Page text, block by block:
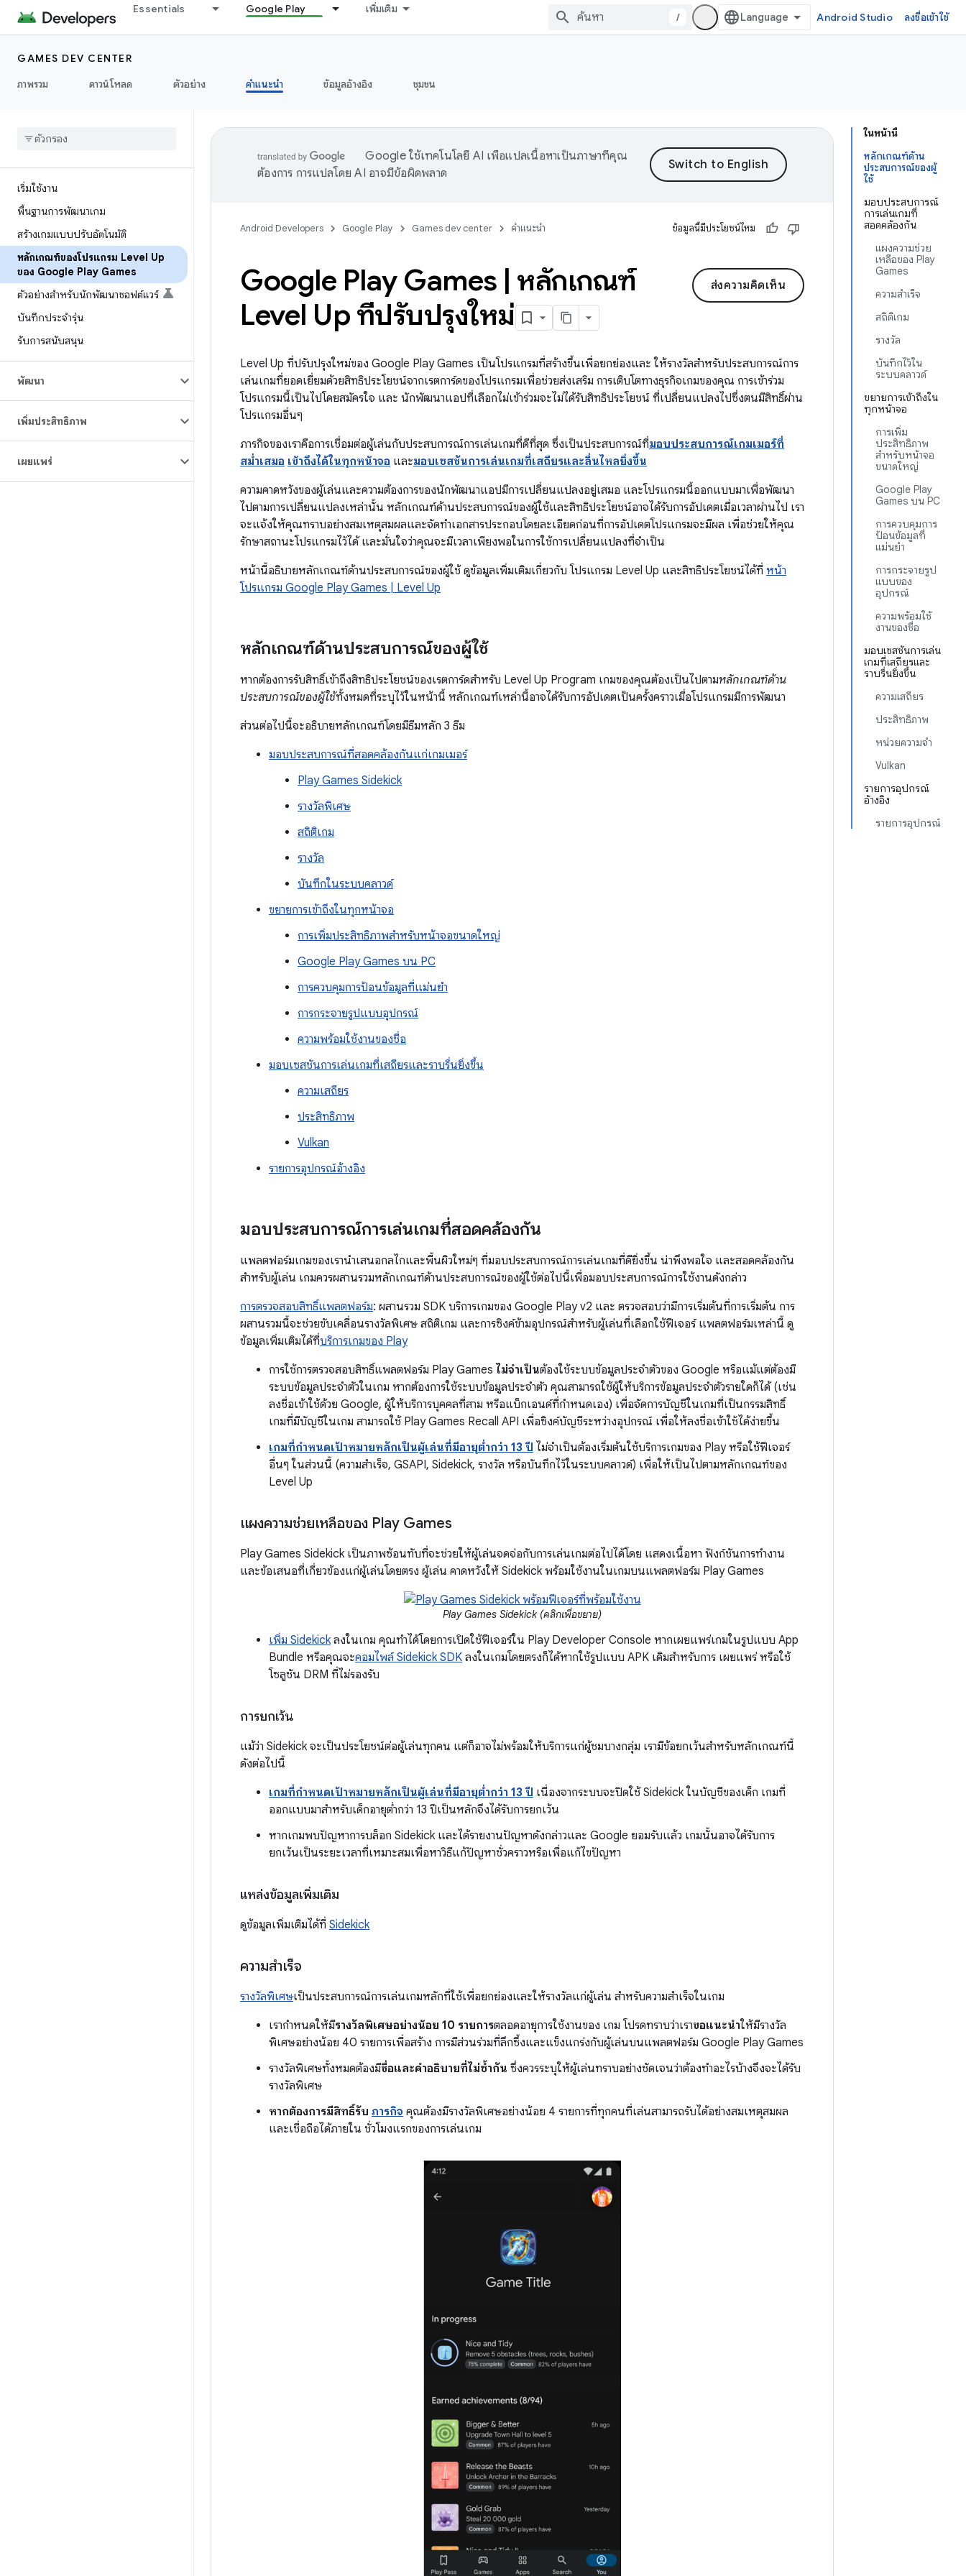
Essentials Google Play เพิ่มเติม
/ Android Studio ลงชื่อเข้าใช้
GAMES DEV CENTER
ภาพรวม
ดาวน์โหลด ตัวอย่าง คำแนะนำ ข้อมูลอ้างอิง ชุมชน
เริ่มใช้งาน
พื้นฐานการพัฒนาเกม
สร้างเกมแบบปรับอัตโนมัติ
หลักเกณฑ์ของโปรแกรม Level Up
ของ Google Play Games
ตัวอย่างสำหรับนักพัฒนาซอฟต์แวร์
บันทึกประจำรุ่น
รับการสนับสนุน
พัฒนา
เพิ่มประสิทธิภาพ
เผยแพร่
ในหน้านี้
หลักเกณฑ์ด้าน
ประสบการณ์ของผู้
ใช้
มอบประสบการณ์
การเล่นเกมที่
สอดคล้องกัน
แผงความช่วย
เหลือของ Play
Games
ความสำเร็จ
สถิติเกม
รางวัล
บันทึกไว้ใน
ระบบคลาวด์
ขยายการเข้าถึงใน
ทุกหน้าจอ
การเพิ่ม
ประสิทธิภาพ
สำหรับหน้าจอ
ขนาดใหญ่
Google Play
Games บน PC
การควบคุมการ
ป้อนข้อมูลที่
แม่นยำ
การกระจายรูป
แบบของ
อุปกรณ์
ความพร้อมใช้
งานของชื่อ
มอบเซสชันการเล่น
เกมที่เสถียรและ
ราบรื่นยิ่งขึ้น
ความเสถียร
ประสิทธิภาพ
หน่วยความจำ
Vulkan
รายการอุปกรณ์
อ้างอิง
รายการอุปกรณ์
Google ใช้เทคโนโลยี AI เพื่อแปลเนื้อหาเป็นภาษาที่คุณ
ต้องการ การแปลโดย AI อาจมีข้อผิดพลาด
Android Developers Google Play Games dev center คำแนะนำ ข้อมูลนี้มีประโยชน์ไหม
ส่งความคิดเห็น
Google Play Games | หลักเกณฑ์
Level Up ที่ปรับปรุงใหม่
Level Up ที่ปรับปรุงใหม่ของ Google Play Games เป็นโปรแกรมที่สร้างขึ้นเพื่อยกย่องและ ให้รางวัลสำหรับประสบการณ์การ
เล่นเกมที่ยอดเยี่ยมด้วยสิทธิประโยชน์จากเรตการ์ดของโปรแกรมเพื่อช่วยส่งเสริม การเติบโตทางธุรกิจเกมของคุณ การเข้าร่วม
โปรแกรมนี้เป็นไปโดยสมัครใจ และ นักพัฒนาแอปที่เลือกไม่เข้าร่วมจะไม่ได้รับสิทธิประโยชน์ ที่เปลี่ยนแปลงไปซึ่งตนมีสิทธิ์ผ่าน
โปรแกรมอื่นๆ
ภารกิจของเราคือการเชื่อมต่อผู้เล่นกับประสบการณ์การเล่นเกมที่ดีที่สุด ซึ่งเป็นประสบการณ์ที่มอบประสบการณ์เกมเมอร์ที่
สม่ำเสมอ เข้าถึงได้ในทุกหน้าจอ และมอบเซสชันการเล่นเกมที่เสถียรและลื่นไหลยิ่งขึ้น
ความคาดหวังของผู้เล่นและความต้องการของนักพัฒนาแอปมีการเปลี่ยนแปลงอยู่เสมอ และโปรแกรมนี้ออกแบบมาเพื่อพัฒนา
ไปตามการเปลี่ยนแปลงเหล่านั้น หลักเกณฑ์ด้านประสบการณ์ของผู้ใช้และสิทธิประโยชน์อาจได้รับการอัปเดตเมื่อเวลาผ่านไป เรา
จะแจ้งให้คุณทราบอย่างสมเหตุสมผลและจัดทำเอกสารประกอบโดยละเอียดก่อนที่การอัปเดตโปรแกรมจะมีผล เพื่อช่วยให้คุณ
รักษาสถานะโปรแกรมไว้ได้ และมั่นใจว่าคุณจะมีเวลาเพียงพอในการใช้การเปลี่ยนแปลงที่จำเป็น
หน้านี้อธิบายหลักเกณฑ์ด้านประสบการณ์ของผู้ใช้ ดูข้อมูลเพิ่มเติมเกี่ยวกับ โปรแกรม Level Up และสิทธิประโยชน์ได้ที่ หน้า
โปรแกรม Google Play Games | Level Up
หลักเกณฑ์ด้านประสบการณ์ของผู้ใช้
หากต้องการรับสิทธิ์เข้าถึงสิทธิประโยชน์ของเรตการ์ดสำหรับ Level Up Program เกมของคุณต้องเป็นไปตามหลักเกณฑ์ด้าน
ประสบการณ์ของผู้ใช้ทั้งหมดที่ระบุไว้ในหน้านี้ หลักเกณฑ์เหล่านี้อาจได้รับการอัปเดตเป็นครั้งคราวเมื่อโปรแกรมมีการพัฒนา
ส่วนต่อไปนี้จะอธิบายหลักเกณฑ์โดยมีธีมหลัก 3 ธีม
มอบประสบการณ์ที่สอดคล้องกันแก่เกมเมอร์
Play Games Sidekick
รางวัลพิเศษ
สถิติเกม
รางวัล
บันทึกในระบบคลาวด์
ขยายการเข้าถึงในทุกหน้าจอ
การเพิ่มประสิทธิภาพสำหรับหน้าจอขนาดใหญ่
Google Play Games บน PC
การควบคุมการป้อนข้อมูลที่แม่นยำ
การกระจายรูปแบบอุปกรณ์
ความพร้อมใช้งานของชื่อ
มอบเซสชันการเล่นเกมที่เสถียรและราบรื่นยิ่งขึ้น
ความเสถียร
ประสิทธิภาพ
Vulkan
รายการอุปกรณ์อ้างอิง
มอบประสบการณ์การเล่นเกมที่สอดคล้องกัน
แพลตฟอร์มเกมของเรานำเสนอกลไกและพื้นผิวใหม่ๆ ที่มอบประสบการณ์การเล่นเกมที่ดียิ่งขึ้น น่าพึงพอใจ และสอดคล้องกัน
สำหรับผู้เล่น เกมควรผสานรวมหลักเกณฑ์ด้านประสบการณ์ของผู้ใช้ต่อไปนี้เพื่อมอบประสบการณ์การใช้งานดังกล่าว
การตรวจสอบสิทธิ์แพลตฟอร์ม: ผสานรวม SDK บริการเกมของ Google Play v2 และ ตรวจสอบว่ามีการเริ่มต้นที่การเริ่มต้น การ
ผสานรวมนี้จะช่วยขับเคลื่อนรางวัลพิเศษ สถิติเกม และการซิงค์ข้ามอุปกรณ์สำหรับผู้เล่นที่เลือกใช้ฟีเจอร์ แพลตฟอร์มเหล่านี้ ดู
ข้อมูลเพิ่มเติมได้ที่บริการเกมของ Play
การใช้การตรวจสอบสิทธิ์แพลตฟอร์ม Play Games ไม่จำเป็นต้องใช้ระบบข้อมูลประจำตัวของ Google หรือแม้แต่ต้องมี
ระบบข้อมูลประจำตัวในเกม หากต้องการใช้ระบบข้อมูลประจำตัว คุณสามารถใช้ผู้ให้บริการข้อมูลประจำตัวรายใดก็ได้ (เช่น
ลงชื่อเข้าใช้ด้วย Google, ผู้ให้บริการบุคคลที่สาม หรือแบ็กเอนด์ที่กำหนดเอง) เพื่อจัดการบัญชีในเกมที่เป็นกรรมสิทธิ์
เกมที่มีบัญชีในเกม สามารถใช้ Play Games Recall API เพื่อซิงค์บัญชีระหว่างอุปกรณ์ เพื่อให้ลงชื่อเข้าใช้ได้ง่ายขึ้น
เกมที่กำหนดเป้าหมายหลักเป็นผู้เล่นที่มีอายุต่ำกว่า 13 ปี ไม่จำเป็นต้องเริ่มต้นใช้บริการเกมของ Play หรือใช้ฟีเจอร์
อื่นๆ ในส่วนนี้ (ความสำเร็จ, GSAPI, Sidekick, รางวัล หรือบันทึกไว้ในระบบคลาวด์) เพื่อให้เป็นไปตามหลักเกณฑ์ของ
Level Up
แผงความช่วยเหลือของ Play Games
Play Games Sidekick เป็นภาพซ้อนทับที่จะช่วยให้ผู้เล่นจดจ่อกับการเล่นเกมต่อไปได้โดย แสดงเนื้อหา ฟังก์ชันการทำงาน
และข้อเสนอที่เกี่ยวข้องแก่ผู้เล่นโดยตรง ผู้เล่น คาดหวังให้ Sidekick พร้อมใช้งานในเกมบนแพลตฟอร์ม Play Games
Play Games Sidekick (คลิกเพื่อขยาย)
เพิ่ม Sidekickลงในเกม คุณทำได้โดยการเปิดใช้ฟีเจอร์ใน Play Developer Console หากเผยแพร่เกมในรูปแบบ App
Bundle หรือคุณจะคอมไพล์ Sidekick SDK ลงในเกมโดยตรงก็ได้หากใช้รูปแบบ APK เดิมสำหรับการ เผยแพร่ หรือใช้
โซลูชัน DRM ที่ไม่รองรับ
การยกเว้น
แม้ว่า Sidekick จะเป็นประโยชน์ต่อผู้เล่นทุกคน แต่ก็อาจไม่พร้อมให้บริการแก่ผู้ชมบางกลุ่ม เรามีข้อยกเว้นสำหรับหลักเกณฑ์นี้
ดังต่อไปนี้
เกมที่กำหนดเป้าหมายหลักเป็นผู้เล่นที่มีอายุต่ำกว่า 13 ปี เนื่องจากระบบจะปิดใช้ Sidekick ในบัญชีของเด็ก เกมที่
ออกแบบมาสำหรับเด็กอายุต่ำกว่า 13 ปีเป็นหลักจึงได้รับการยกเว้น
หากเกมพบปัญหาการบล็อก Sidekick และได้รายงานปัญหาดังกล่าวและ Google ยอมรับแล้ว เกมนั้นอาจได้รับการ
ยกเว้นเป็นระยะเวลาที่เหมาะสมเพื่อหาวิธีแก้ปัญหาชั่วคราวหรือเพื่อแก้ไขปัญหา
แหล่งข้อมูลเพิ่มเติม
ดูข้อมูลเพิ่มเติมได้ที่ Sidekick
ความสำเร็จ
รางวัลพิเศษเป็นประสบการณ์การเล่นเกมหลักที่ใช้เพื่อยกย่องและให้รางวัลแก่ผู้เล่น สำหรับความสำเร็จในเกม
เรากำหนดให้มีรางวัลพิเศษอย่างน้อย 10 รายการตลอดอายุการใช้งานของ เกม โปรดทราบว่าเราขอแนะนำให้มีรางวัล
พิเศษอย่างน้อย 40 รายการเพื่อสร้าง การมีส่วนร่วมที่ลึกซึ้งและแข็งแกร่งกับผู้เล่นบนแพลตฟอร์ม Google Play Games
รางวัลพิเศษทั้งหมดต้องมีชื่อและคำอธิบายที่ไม่ซ้ำกัน ซึ่งควรระบุให้ผู้เล่นทราบอย่างชัดเจนว่าต้องทำอะไรบ้างจึงจะได้รับ
รางวัลพิเศษ
หากต้องการมีสิทธิ์รับ ภารกิจ คุณต้องมีรางวัลพิเศษอย่างน้อย 4 รายการที่ทุกคนที่เล่นสามารถรับได้อย่างสมเหตุสมผล
และเชื่อถือได้ภายใน ชั่วโมงแรกของการเล่นเกม